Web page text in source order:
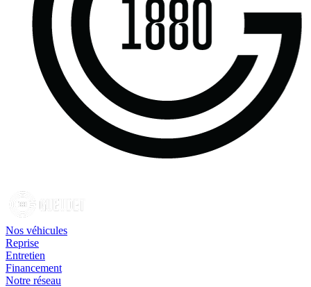
Nos véhicules
Reprise
Entretien
Financement
Notre réseau